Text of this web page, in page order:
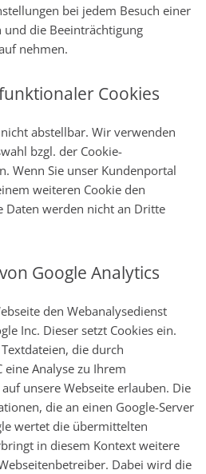
bei jedem Besuch einer
die Beeinträchtigung
nehmen.
Cookies
abstellbar. Wir verwenden
bzgl. der Cookie-
Wenn Sie unser Kundenportal
weiteren Cookie den
Daten werden nicht an Dritte
Google Analytics
den Webanalysedienst
Inc. Dieser setzt Cookies ein.
die durch
eine Analyse zu Ihrem
unsere Webseite erlauben. Die
die an einen Google-Server
wertet die übermittelten
in diesem Kontext weitere
Dabei wird die